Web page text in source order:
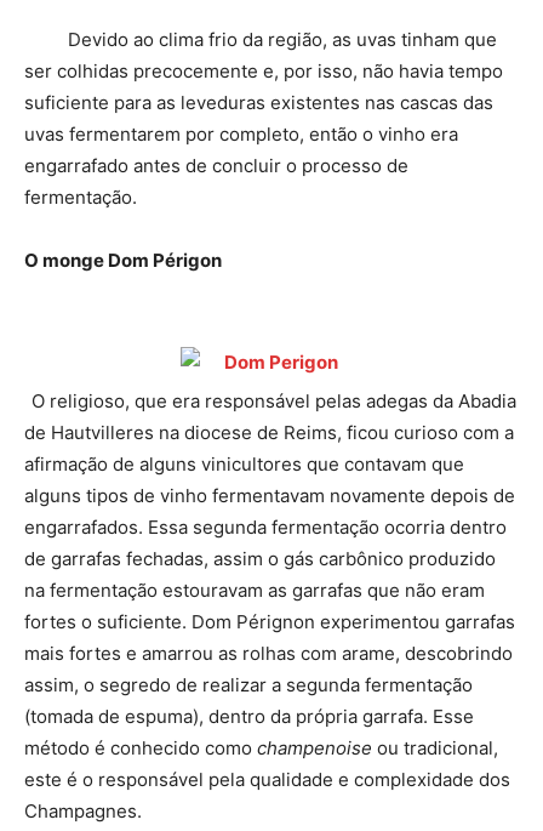
Devido ao clima frio da região, as uvas tinham que
ser colhidas precocemente e, por isso, não havia tempo
suficiente para as leveduras existentes nas cascas das
uvas fermentarem por completo, então o vinho era
engarrafado antes de concluir o processo de
fermentação.
O monge Dom Périgon
O religioso, que era responsável pelas adegas da Abadia
de Hautvilleres na diocese de Reims, ficou curioso com a
afirmação de alguns vinicultores que contavam que
alguns tipos de vinho fermentavam novamente depois de
engarrafados. Essa segunda fermentação ocorria dentro
de garrafas fechadas, assim o gás carbônico produzido
na fermentação estouravam as garrafas que não eram
fortes o suficiente. Dom Pérignon experimentou garrafas
mais fortes e amarrou as rolhas com arame, descobrindo
assim, o segredo de realizar a segunda fermentação
(tomada de espuma), dentro da própria garrafa. Esse
método é conhecido como champenoise ou tradicional,
este é o responsável pela qualidade e complexidade dos
Champagnes.